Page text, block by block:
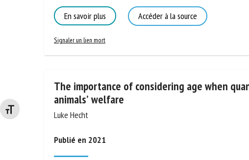
Changer la taille de la police
En savoir plus Accéder à la source
Signaler un lien mort
The importance of considering age when
animals’ welfare
Luke Hecht
Publié en 2021